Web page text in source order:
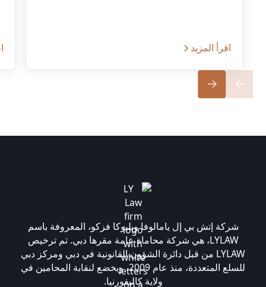
اقرأ المزيد
شركة إتش بي إل يامالوفا وبليوكا فزكو، المعروفة باسم
LYLAW، هي شركة محاماة عامة مقرها دبي. تم ترخيص
LYLAW من قبل دائرة الشؤون القانونية في دبي ومركز دبي
للسلع المتعددة، منذ عام 2009، ويخضع لنقابة المحامين في
ولاية كاليفورنيا.